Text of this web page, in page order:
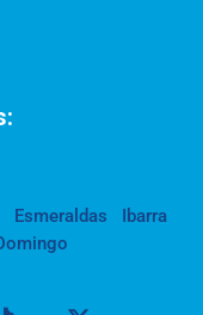
Esmeraldas
Ibarra